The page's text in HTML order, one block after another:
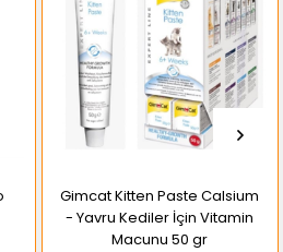
- Yulaf Unu: 150 gr./kg-Bitkisel
Water: 104 gr./kg Beta-glukan :
Vitamin C: 160 mg/kg -Çinko: 15
kg- Mürver:25 mg/kg
bir yerde, güneş ışığından
itibaren 3 yıldır.
olarak piyasaya sunulmuştur.
Gimcat Kitten Paste Calsium
- Yavru Kediler İçin Vitamin
Macunu 50 gr